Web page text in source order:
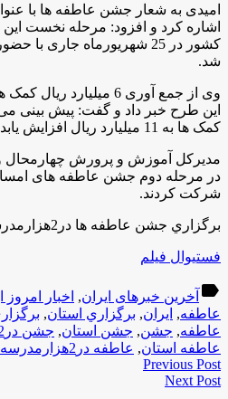
امیدی به شعار جشن عاطفه ها با
اشاره کرد و افزود: مرحله نخست
کشور در 25 شهریورماه جاری
شد.
وی از جمع آوری 6
این طرح خبر داد و گفت: پیش بینی
کمک ها به 11 میلیارد ریال افزایش یابد
مدیرکل آموزش و پرورش چهارمحال
شرکت کردند.
برگزاري جشن عاطفه ها در2هزارمدرسه استان
فستیوال فیلم
label آخرین خبرهای ایران, اخبار امروز
عاطفه, ایران, برگزاري استان, برگزاري
عاطفه, جشن, جشن استان, جشن در2هزارمدرسه
عاطفه استان, عاطفه در2هزارمدرسه
Previous Post
Next Post